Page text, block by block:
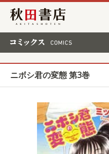
秋田書店
ニボシ君の変態 第3巻